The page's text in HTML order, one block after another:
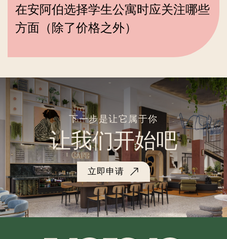
在安阿伯选择学生公寓时应关注哪些
方面（除了价格之外）
下一步是让它属于你
让我们开始吧
立即申请